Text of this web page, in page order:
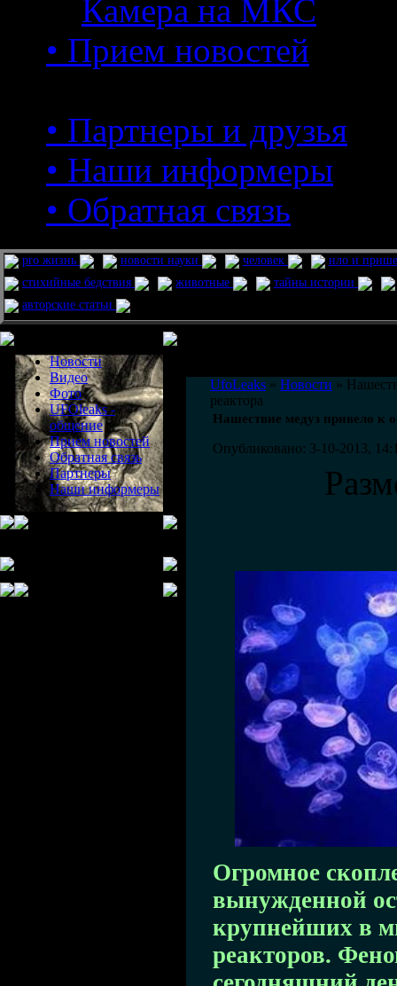
Камера на МКС
• Прием новостей
• Партнеры и друзья
• Наши информеры
• Обратная связь
pro жизнь новости науки человек
нло и
стихийные бедствия
животные
тайны истории
авторские статьи
Новости
Видео
Фото
UFOleaks -
общение
Прием новостей
Обратная связь
Партнеры
Наши информеры
UfoLeaks » Новости »
реактора
Нашествие медуз привело к
Опубликовано: 3-10-2013,
Огромное
вынужденной
крупнейших в
реакторов.